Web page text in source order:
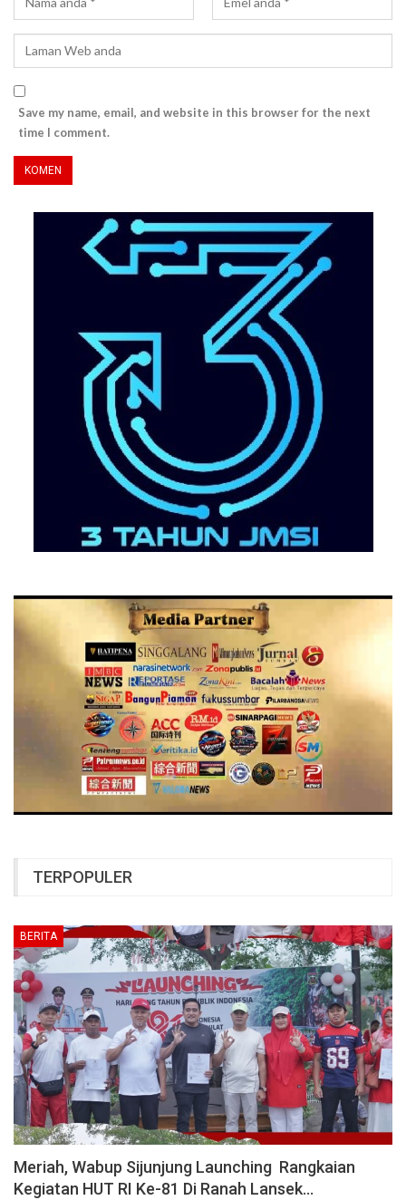
Save my name, email, and website in this browser for the next
time I comment.
TERPOPULER
BERITA
Meriah, Wabup Sijunjung Launching Rangkaian
Kegiatan HUT RI Ke-81 Di Ranah Lansek…